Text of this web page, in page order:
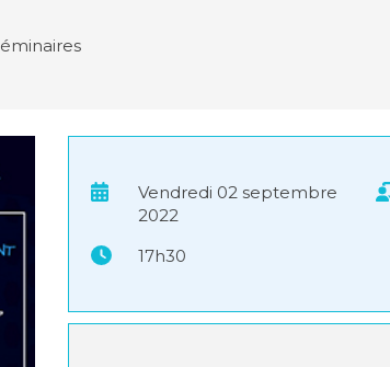
Vendredi 02 septembre
2022
17h30